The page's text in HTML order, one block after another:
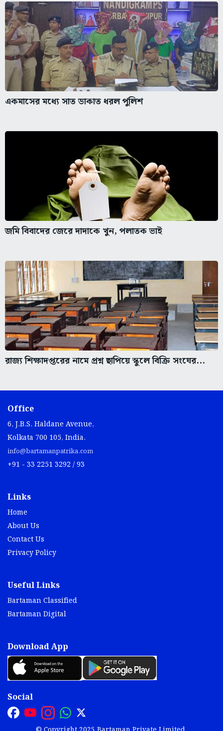
একমাসের মধ্যে সাত ডাকাত ধরল পুলিশ
জমি বিবাদের জেরে দাদাকে খুন, পলাতক ভাই
রাজ্য শিক্ষাদপ্তরের নামে প্রশ্ন ছাপিয়ে স্কুলে বিক্রি সংঘের...
Office
6, J.B.S. Haldane Avenue,
Kolkata 700 105, India.
info@bartamanpatrika.com
+91 - 33 2251 3292 / 93
Links
Home
About Us
Contact Us
Privacy Policy
Useful Links
Bartaman Classified
Bartaman Digital
Download App
Social